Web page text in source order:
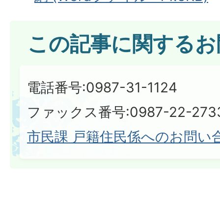
この記事に関する
電話番号:0987-31-1124
ファックス番号:0987-22-
市民課 戸籍住民係へのお問い